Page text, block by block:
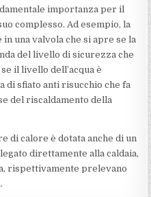
importanza per il
complesso. Ad esempio, la
una valvola che si apre se la
del livello di sicurezza che
il livello dell’acqua è
di sfiato anti risucchio che fa
del riscaldamento della
di calore è dotata anche di un
direttamente alla caldaia,
rispettivamente prelevano